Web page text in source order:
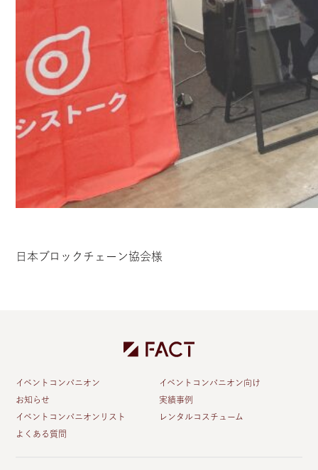
日本ブロックチェーン協会様
イベントコンパニオン
イベントコンパニオン向け
お知らせ
実績事例
イベントコンパニオンリスト
レンタルコスチューム
よくある質問